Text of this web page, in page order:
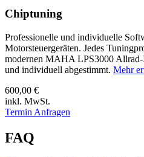
Chiptuning
Professionelle und individuelle
Motorsteuergeräten. Jedes
modernen MAHA LPS3000
und individuell abgestimmt. Mehr
600,00 €
inkl. MwSt.
Termin Anfragen
FAQ